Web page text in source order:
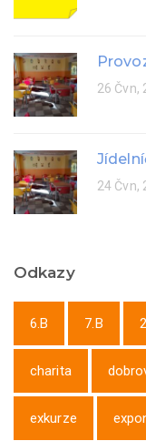
26 Čvn,
24 Čvn,
Odkazy
6.B 7.B
charita
exkurze